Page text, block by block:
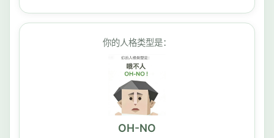
你的人格类型是：
OH-NO